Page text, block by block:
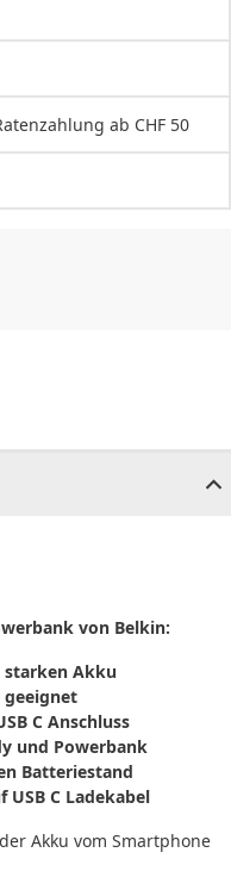
ab CHF 50
von Belkin:
starken Akku
geeignet
C Anschluss
und Powerbank
Batteriestand
C Ladekabel
Akku vom Smartphone